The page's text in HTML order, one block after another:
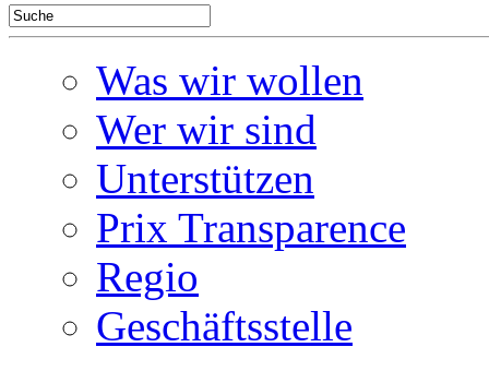
Was wir wollen
Wer wir sind
Unterstützen
Prix Transparence
Regio
Geschäftsstelle